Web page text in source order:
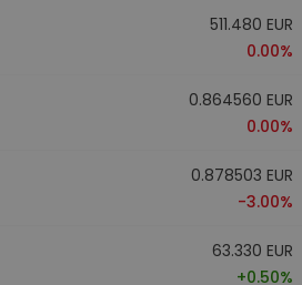
511.480 EUR
0.00%
0.864560 EUR
0.00%
0.878503 EUR
-3.00%
63.330 EUR
+0.50%